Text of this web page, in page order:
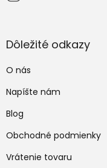
Dôležité odkazy
O nás
Napíšte nám
Blog
Obchodné podmienky
Vrátenie tovaru